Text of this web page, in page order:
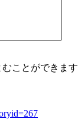
ことができます